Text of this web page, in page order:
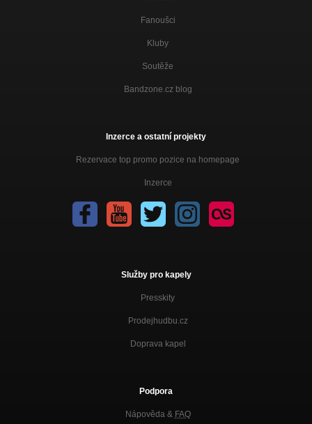
Fanoušci
Kluby
Soutěže
Bandzone.cz blog
Inzerce a ostatní projekty
Rezervace top promo pozice na homepage
Inzerce
Služby pro kapely
Presskity
Prodejhudbu.cz
Doprava kapel
Podpora
Nápověda & FAQ